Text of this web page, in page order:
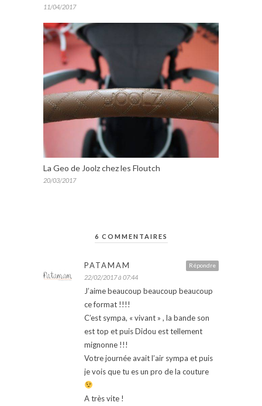
11/04/2017
La Geo de Joolz chez les Floutch
20/03/2017
6 COMMENTAIRES
Répondre
PATAMAM
22/02/2017 à 07:44
J’aime beaucoup beaucoup beaucoup
ce format !!!!
C’est sympa, « vivant » , la bande son
est top et puis Didou est tellement
mignonne !!!
Votre journée avait l’air sympa et puis
je vois que tu es un pro de la couture
A très vite !